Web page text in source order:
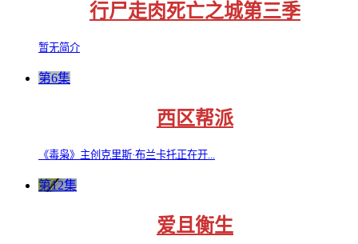
行尸走肉死亡之城第三季
暂无简介
第6集
西区帮派
《毒枭》主创克里斯·布兰卡托正在开...
第12集
爱且衡生